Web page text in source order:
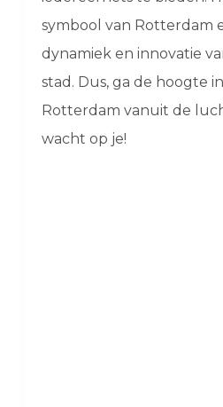
symbool van Rotterdam
dynamiek en innovatie
stad. Dus, ga de hoogte
Rotterdam vanuit de
wacht op je!